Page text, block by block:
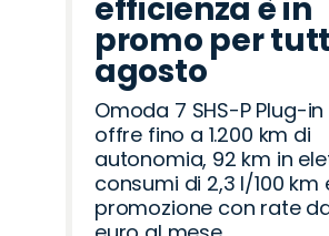
efficienza è in
promo per
agosto
Omoda 7 SHS-P Plug-
offre fino a 1.200 km di
autonomia, 92 km in
consumi di 2,3 l/100 km
promozione con rate